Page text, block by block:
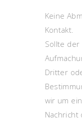
Keine
Kontakt.
Sollte
Dritter
wir um
Nachricht